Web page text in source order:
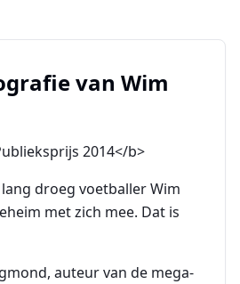
van Wim
2014</b>
droeg voetballer Wim
met zich mee. Dat is
auteur van de mega-